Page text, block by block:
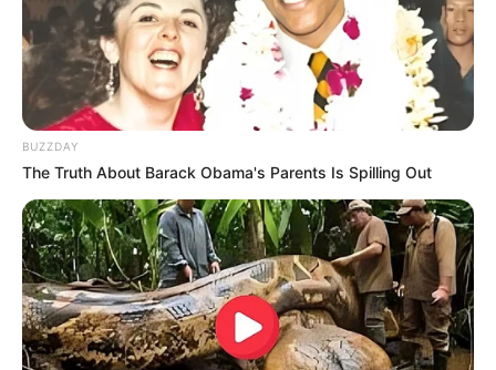
BUZZDAY
The Truth About Barack Obama's Parents Is Spilling Out